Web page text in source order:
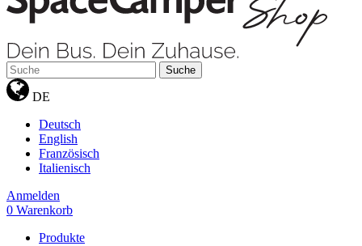
Suche
DE
Deutsch
English
Französisch
Italienisch
Anmelden
0 Warenkorb
Produkte